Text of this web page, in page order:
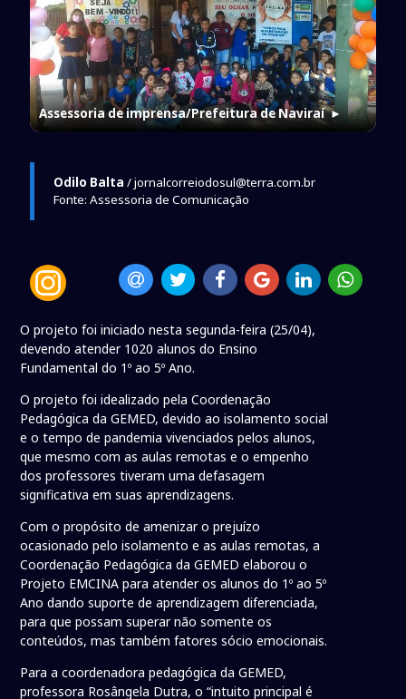
Assessoria de imprensa/Prefeitura de Naviraí►
Odilo Balta / jornalcorreiodosul@terra.com.br
Fonte: Assessoria de Comunicação
O projeto foi iniciado nesta segunda-feira (25/04),
devendo atender 1020 alunos do Ensino
Fundamental do 1º ao 5º Ano.
O projeto foi idealizado pela Coordenação
Pedagógica da GEMED, devido ao isolamento social
e o tempo de pandemia vivenciados pelos alunos,
que mesmo com as aulas remotas e o empenho
dos professores tiveram uma defasagem
significativa em suas aprendizagens.
Com o propósito de amenizar o prejuízo
ocasionado pelo isolamento e as aulas remotas, a
Coordenação Pedagógica da GEMED elaborou o
Projeto EMCINA para atender os alunos do 1º ao 5º
Ano dando suporte de aprendizagem diferenciada,
para que possam superar não somente os
conteúdos, mas também fatores sócio emocionais.
Para a coordenadora pedagógica da GEMED,
professora Rosângela Dutra, o “intuito principal é